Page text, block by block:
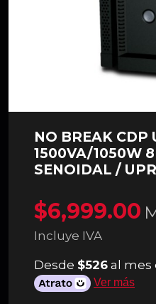
NO BREAK CDP
1500VA/1050W
SENOIDAL /
$6,999.00
Incluye IVA
Desde $526 al mes
Ver más